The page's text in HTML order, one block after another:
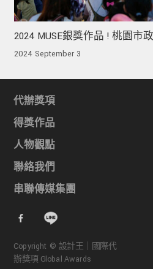
2024 MUSE銀獎作品 ! 桃園市
啟蒙 將藝術的種子植入每一位
2024 September 3
代辦獎項
得獎作品
人物觀點
聯絡我們
串聯傳媒集團
Copyright © 設計王｜國際代
辦獎項 Global Awards